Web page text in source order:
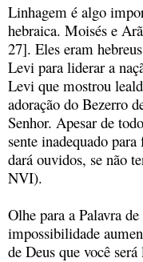
Linhagem é algo
hebraica. Moisés e
27]. Eles eram
Levi para liderar a
Levi que mostrou
adoração do Bezerro
Senhor. Apesar de
sente inadequado
dará ouvidos, se não
NVI).
Olhe para a Palavra
impossibilidade
de Deus que você